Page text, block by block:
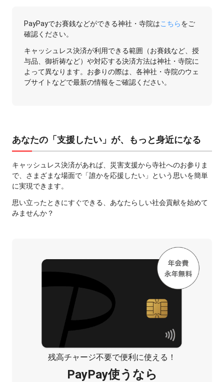
PayPayでお賽銭などができる神社・寺院はこちらをご
確認ください。
キャッシュレス決済が利用できる範囲（お賽銭など、授
与品、御祈祷など）や対応する決済方法は神社・寺院に
よって異なります。お参りの際は、各神社・寺院のウェ
ブサイトなどで最新の情報をご確認ください。
あなたの「支援したい」が、もっと身近になる
キャッシュレス決済があれば、災害支援から寺社へのお参りま
で、さまざまな場面で「誰かを応援したい」という思いを簡単
に実現できます。
思い立ったときにすぐできる、あなたらしい社会貢献を始めて
みませんか？
残高チャージ不要で便利に使える！
PayPay使うなら